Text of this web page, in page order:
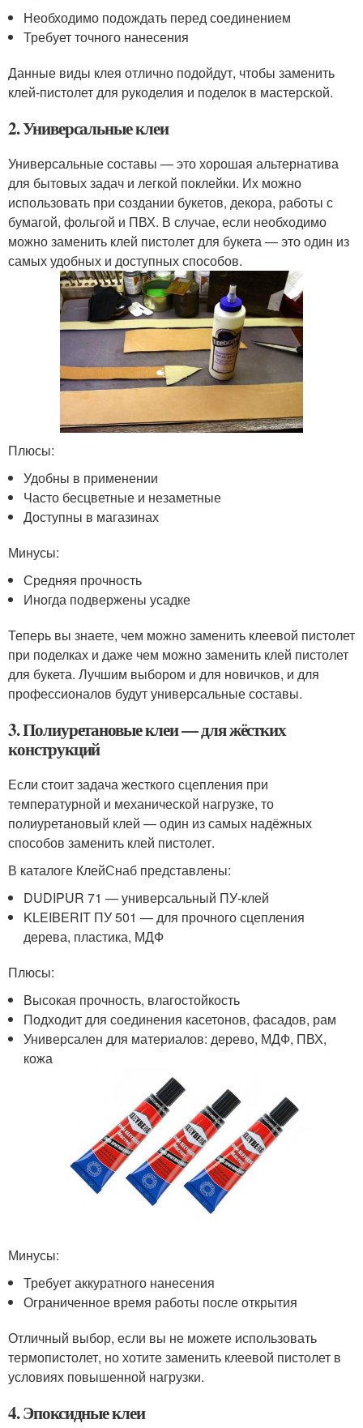
Необходимо подождать перед соединением
Требует точного нанесения
Данные виды клея отлично подойдут, чтобы заменить
клей-пистолет для рукоделия и поделок в мастерской.
2. Универсальные клеи
Универсальные составы — это хорошая альтернатива
для бытовых задач и легкой поклейки. Их можно
использовать при создании букетов, декора, работы с
бумагой, фольгой и ПВХ. В случае, если необходимо
можно заменить клей пистолет для букета — это один из
самых удобных и доступных способов.
Плюсы:
Удобны в применении
Часто бесцветные и незаметные
Доступны в магазинах
Минусы:
Средняя прочность
Иногда подвержены усадке
Теперь вы знаете, чем можно заменить клеевой пистолет
при поделках и даже чем можно заменить клей пистолет
для букета. Лучшим выбором и для новичков, и для
профессионалов будут универсальные составы.
3. Полиуретановые клеи — для жёстких
конструкций
Если стоит задача жесткого сцепления при
температурной и механической нагрузке, то
полиуретановый клей — один из самых надёжных
способов заменить клей пистолет.
В каталоге КлейСнаб представлены:
DUDIPUR 71 — универсальный ПУ-клей
KLEIBERIT ПУ 501 — для прочного сцепления
дерева, пластика, МДФ
Плюсы:
Высокая прочность, влагостойкость
Подходит для соединения касетонов, фасадов, рам
Универсален для материалов: дерево, МДФ, ПВХ,
кожа
Минусы:
Требует аккуратного нанесения
Ограниченное время работы после открытия
Отличный выбор, если вы не можете использовать
термопистолет, но хотите заменить клеевой пистолет в
условиях повышенной нагрузки.
4. Эпоксидные клеи